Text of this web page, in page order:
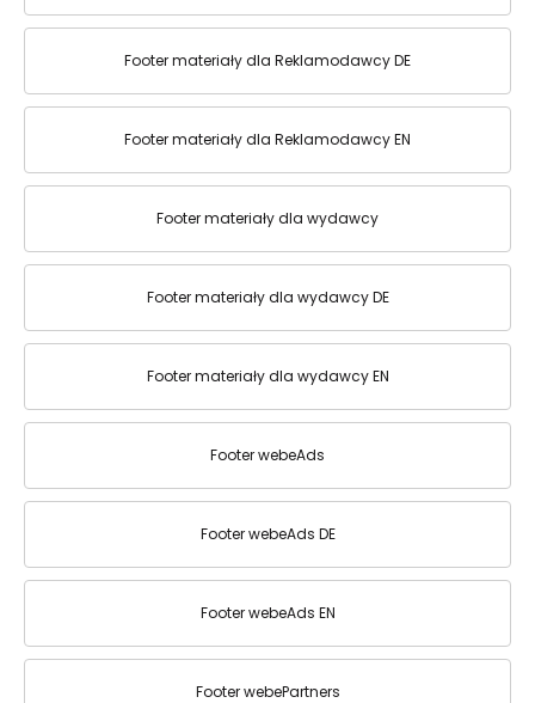
Footer materiały dla Reklamodawcy DE
Footer materiały dla Reklamodawcy EN
Footer materiały dla wydawcy
Footer materiały dla wydawcy DE
Footer materiały dla wydawcy EN
Footer webeAds
Footer webeAds DE
Footer webeAds EN
Footer webePartners